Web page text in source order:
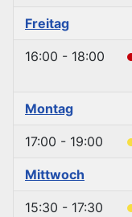
Freitag
16:00 - 18:00
Montag
17:00 - 19:00
Mittwoch
15:30 - 17:30